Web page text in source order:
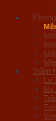
Trầm
Lư
Nụ